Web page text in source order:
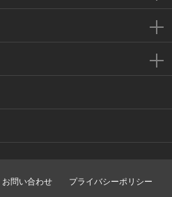
お問い合わせ プライバシーポリシー